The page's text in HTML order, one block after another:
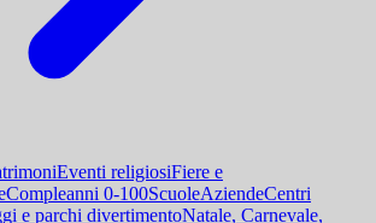
Eventi religiosiFiere e
Compleanni 0-100ScuoleAziendeCentri
e parchi divertimentoNatale, Carnevale,